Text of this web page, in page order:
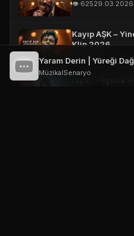
👁️ 62529.03.2026
Kayıp AŞK –
Klip 2026
👁️ 1,149
İsyan - Ayrılık
MüzikalSenaryo